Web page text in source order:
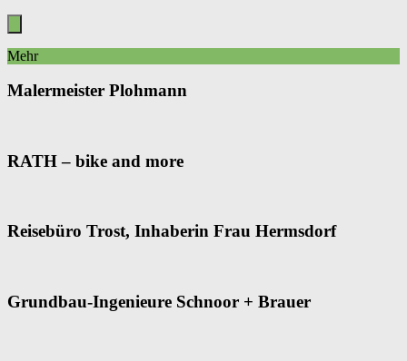
Mehr
Malermeister Plohmann
RATH – bike and more
Reisebüro Trost, Inhaberin Frau Hermsdorf
Grundbau-Ingenieure Schnoor + Brauer